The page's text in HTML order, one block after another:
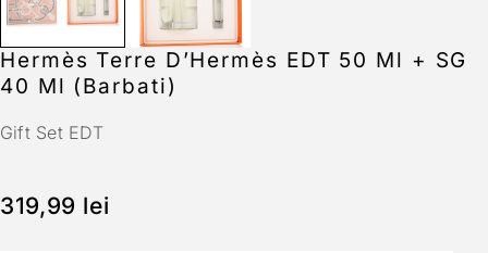
Hermès Terre D’Hermès EDT 50 Ml + SG
40 Ml (Barbati)
Gift Set EDT
319,99 lei